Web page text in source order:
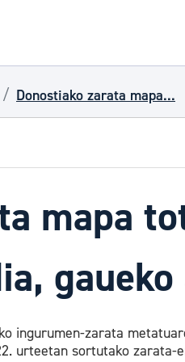
Donostiako zarata mapa...
mapa
ingurumen-zarata
urteetan sortutako zarata-